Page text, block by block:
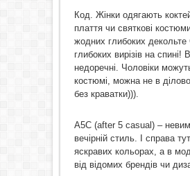
Код. Жінки одягають
плаття чи святкові
жодних глибоких декольте
глибоких вирізів на спині!
недоречні. Чоловіки
костюмі, можна не в
без краватки))).
A5C (after 5 casual) –
вечірній стиль. І справа
яскравих кольорах, а в
від відомих брендів чи